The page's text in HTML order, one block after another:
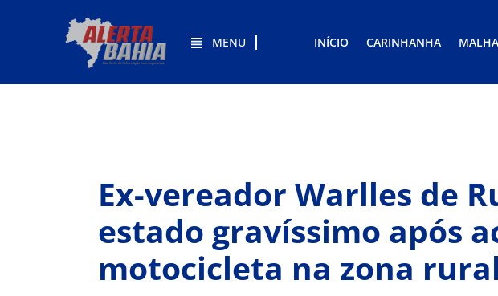
MENU INÍCIO CARINHANHA
Ex-vereador Warlles de
estado gravíssimo após
motocicleta na zona